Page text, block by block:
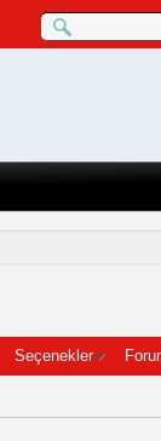
Seçenekler